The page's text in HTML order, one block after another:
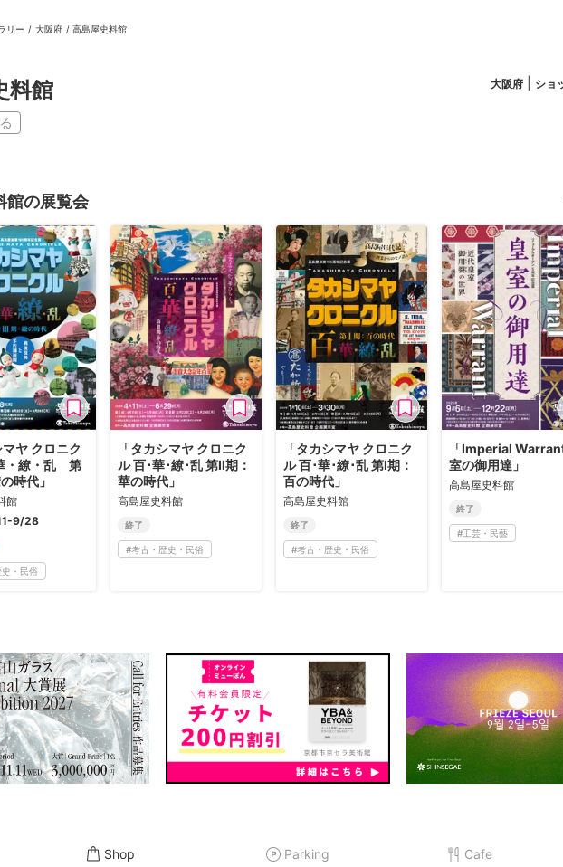
ホーム
リー / 大阪府 / 高島屋史料館
料館 大阪府 ショ
館の展覧会
マヤ クロニク
・繚・乱 第
時代」
館
9/28
・民俗
「タカシマヤ クロニク
ル 百･華･繚･乱 第Ⅱ期：
華の時代」
高島屋史料館
終了
#考古・歴史・民俗
「タカシマヤ クロニク
ル 百･華･繚･乱 第Ⅰ期：
百の時代」
高島屋史料館
終了
#考古・歴史・民俗
「Imperial
室の御用達」
高島屋史料館
終了
#工芸・民藝
Shop Parking Cafe